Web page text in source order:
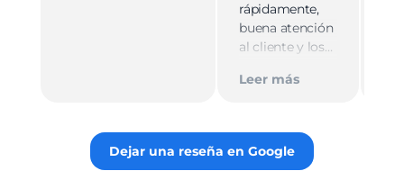
rápidamente,
buena atención
al cliente y los
discretos.
Leer más
Dejar una reseña en Google